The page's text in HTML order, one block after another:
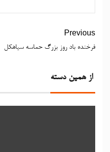
Previous
فرخنده باد روز بزرگ حماسه سیاهکل
از همین دسته